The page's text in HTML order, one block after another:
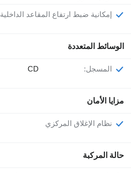
إمكانية ضبط ارتفاع المقاعد الداخلية
الوسائط المتعددة
المسجل: CD
مزايا الأمان
نظام الإغلاق المركزي
حالة المركبة